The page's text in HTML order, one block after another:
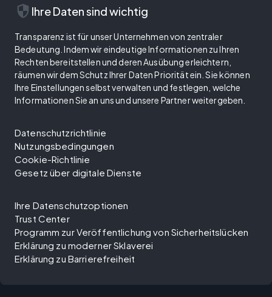
security Ihre Daten sind wichtig
Transparenz ist für unser Unternehmen von zentraler
Bedeutung. Indem wir eindeutige Informationen zu Ihren
Rechten bereitstellen und deren Ausübung erleichtern,
räumen wir dem Schutz Ihrer Daten Priorität ein. Sie können
Ihre Einstellungen selbst verwalten und festlegen, welche
Informationen Sie an uns und unsere Partner weitergeben.
Datenschutzrichtlinie
Nutzungsbedingungen
Cookie-Richtlinie
Gesetz über digitale Dienste
Ihre Datenschutzoptionen
Trust Center
Programm zur Veröffentlichung von Sicherheitslücken
Erklärung zu moderner Sklaverei
Erklärung zu Barrierefreiheit